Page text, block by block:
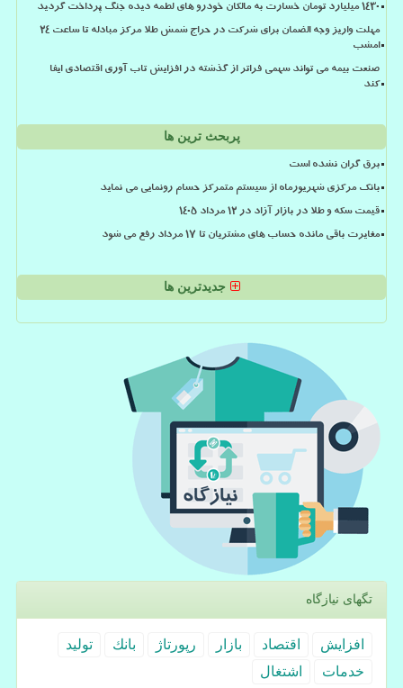
۱۴۳۰ میلیارد تومان خسارت به مالکان خودرو های لطمه دیده جنگ پرداخت گردید
مهلت واریز وجه الضمان برای شرکت در حراج شمش طلا مرکز مبادله تا ساعت ۲۴
امشب
صنعت بیمه می تواند سهمی فراتر از گذشته در افزایش تاب آوری اقتصادی ایفا
کند
پربحث ترین ها
برق گران نشده است
بانک مرکزی شهریورماه از سیستم متمرکز حسام رونمایی می نماید
قیمت سکه و طلا در بازار آزاد در ۱۲ مرداد ۱۴۰۵
مغایرت باقی مانده حساب های مشتریان تا 17 مرداد رفع می شود
جدیدترین ها
تگهای نیازگاه
افزایش اقتصاد بازار رپورتاژ بانك
تولید
خدمات
اشتغال